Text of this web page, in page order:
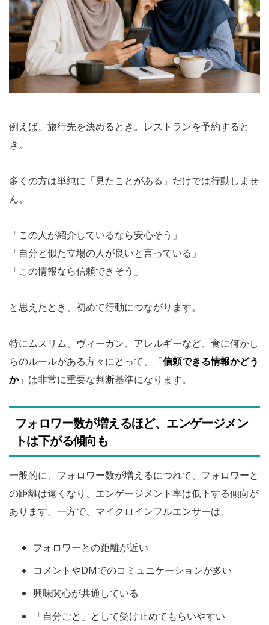
例えば、旅行先を決めるとき。レストランを予約すると
き。
多くの方は単純に「見たことがある」だけでは行動しませ
ん。
「この人が紹介しているなら安心そう」
「自分と似た立場の人が良いと言っている」
「この情報なら信頼できそう」
と思えたとき、初めて行動につながります。
特にムスリム、ヴィーガン、アレルギーなど、食に何かし
らのルールがある方々にとって、「信頼できる情報かどう
か」は非常に重要な判断基準になります。
フォロワー数が増えるほど、エンゲージメン
トは下がる傾向も
一般的に、フォロワー数が増えるにつれて、フォロワーと
の距離は遠くなり、エンゲージメント率は低下する傾向が
あります。一方で、マイクロインフルエンサーは、
フォロワーとの距離が近い
コメントやDMでのコミュニケーションが多い
興味関心が共通している
「自分ごと」として受け止めてもらいやすい